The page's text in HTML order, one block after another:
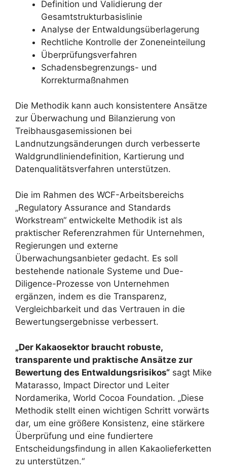
Definition und Validierung der
Gesamtstrukturbasislinie
Analyse der Entwaldungsüberlagerung
Rechtliche Kontrolle der Zoneneinteilung
Überprüfungsverfahren
Schadensbegrenzungs- und
Korrekturmaßnahmen
Die Methodik kann auch konsistentere Ansätze
zur Überwachung und Bilanzierung von
Treibhausgasemissionen bei
Landnutzungsänderungen durch verbesserte
Waldgrundliniendefinition, Kartierung und
Datenqualitätsverfahren unterstützen.
Die im Rahmen des WCF-Arbeitsbereichs
„Regulatory Assurance and Standards
Workstream“ entwickelte Methodik ist als
praktischer Referenzrahmen für Unternehmen,
Regierungen und externe
Überwachungsanbieter gedacht. Es soll
bestehende nationale Systeme und Due-
Diligence-Prozesse von Unternehmen
ergänzen, indem es die Transparenz,
Vergleichbarkeit und das Vertrauen in die
Bewertungsergebnisse verbessert.
„Der Kakaosektor braucht robuste,
transparente und praktische Ansätze zur
Bewertung des Entwaldungsrisikos“ sagt Mike
Matarasso, Impact Director und Leiter
Nordamerika, World Cocoa Foundation. „Diese
Methodik stellt einen wichtigen Schritt vorwärts
dar, um eine größere Konsistenz, eine stärkere
Überprüfung und eine fundiertere
Entscheidungsfindung in allen Kakaolieferketten
zu unterstützen.“